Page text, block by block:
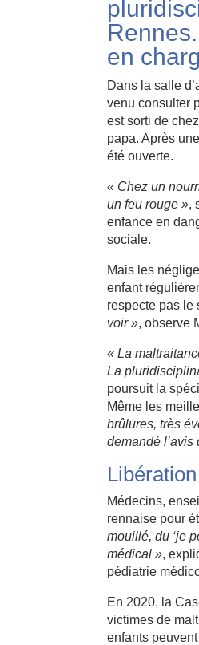
en
Dans la salle
venu consulter
est sorti de
papa. Après
été ouverte.
« Chez un
un feu rouge »,
enfance en
sociale.
Mais les
enfant
respecte pas
voir », observe
« La
La
poursuit la
Même les
brûlures, très
demandé l’avis
Médecins,
rennaise pour
mouillé, du ‘je
médical »,
pédiatrie
En 2020, la
victimes de
enfants